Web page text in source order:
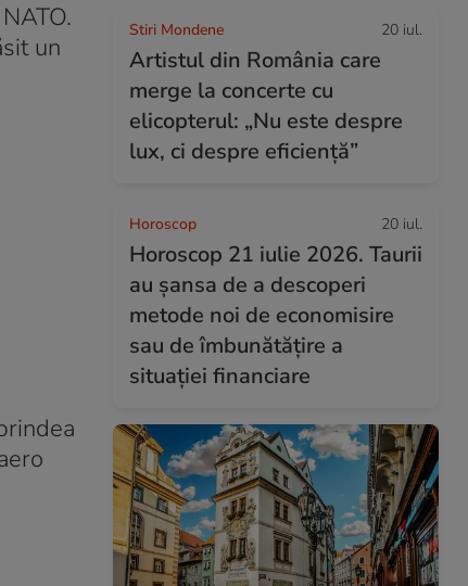
un
Stiri Mondene 20 iul.
Artistul din România care
merge la concerte cu
elicopterul: „Nu este despre
lux, ci despre eficiență”
Horoscop 20 iul.
Horoscop 21 iulie 2026. Taurii
au șansa de a descoperi
metode noi de economisire
sau de îmbunătățire a
situației financiare